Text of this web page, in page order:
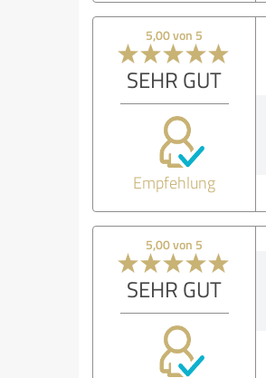
5,00 von 5
SEHR GUT
Empfehlung
5,00 von 5
SEHR GUT